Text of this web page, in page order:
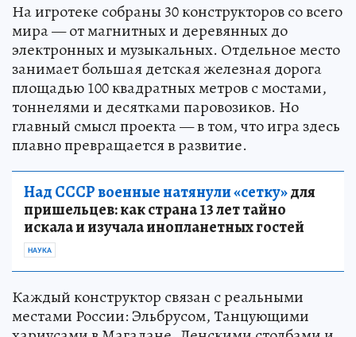
На игротеке собраны 30 конструкторов со всего
мира — от магнитных и деревянных до
электронных и музыкальных. Отдельное место
занимает большая детская железная дорога
площадью 100 квадратных метров с мостами,
тоннелями и десятками паровозиков. Но
главный смысл проекта — в том, что игра здесь
плавно превращается в развитие.
Над СССР военные натянули «сетку»для
пришельцев: как страна 13 лет тайно
искала и изучала инопланетных гостей
НАУКА
Каждый конструктор связан с реальными
местами России: Эльбрусом, Танцующими